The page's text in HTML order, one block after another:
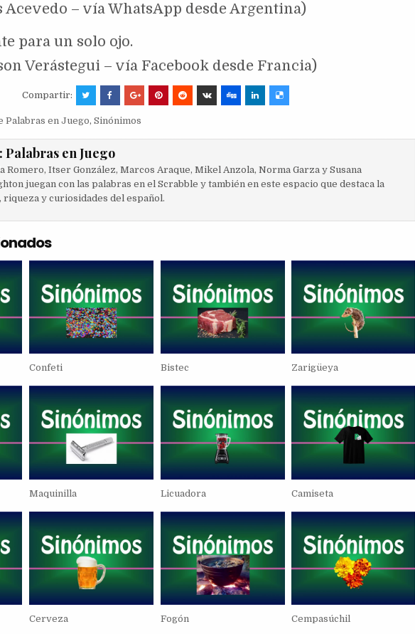
Acevedo – vía WhatsApp desde Argentina)
para un solo ojo.
Verástegui – vía Facebook desde Francia)
Compartir:
Palabras en Juego, Sinónimos
Palabras en Juego
Romero, Itser González, Marcos Araque, Mikel Anzola, Norma Garza y Susana
juegan con las palabras en el Scrabble y también en este espacio que destaca la
riqueza y curiosidades del español.
Confeti Bistec Zarigüeya
Maquinilla Licuadora Camiseta
Cerveza Fogón Cempasúchil